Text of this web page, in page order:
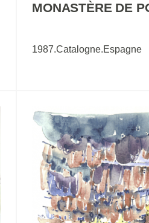
MONASTÈRE DE
1987.Catalogne.Espagne